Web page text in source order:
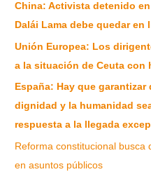
China: Activista detenido
Dalái Lama debe quedar en
Unión Europea: Los
a la situación de Ceuta con
España: Hay que
dignidad y la humanidad
respuesta a la llegada
Reforma constitucional busca
en asuntos públicos